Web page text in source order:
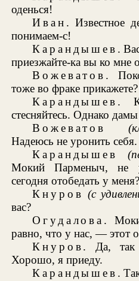
оденься!
Иван . Известное
понимаем-с!
Карандышев .
приезжайте-ка вы ко мне
Вожеватов .
тоже во фраке прикажете?
Карандышев .
стесняйтесь. Однако
Вожеватов
Надеюсь не уронить себя.
Карандышев
Мокий Парменыч, не
сегодня отобедать у меня?
Кнуров (с
вас?
Огудалова .
равно, что у нас, — этот
Кнуров. Да, так
Хорошо, я приеду.
Карандышев .